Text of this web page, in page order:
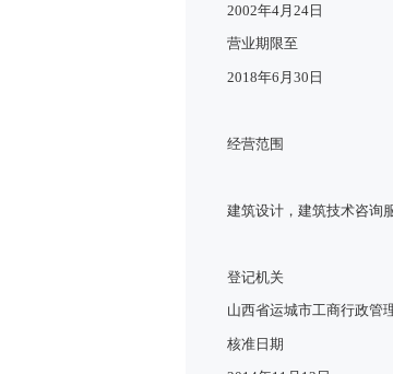
2002年4月24日
营业期限至
2018年6月30日
经营范围
建筑设计，建筑技术咨询
登记机关
山西省运城市工商行政管
核准日期